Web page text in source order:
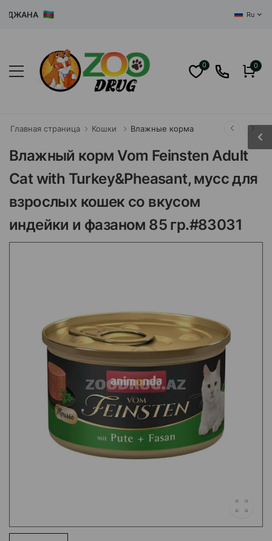
Ru
0 0
Главная страница Кошки Влажные корма
Влажный корм Vom Feinsten Adult
Cat with Turkey&Pheasant, мусс для
взрослых кошек со вкусом
индейки и фазаном 85 гр.#83031